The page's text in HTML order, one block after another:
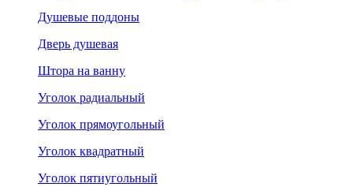
Душевые поддоны
Дверь душевая
Штора на ванну
Уголок радиальный
Уголок прямоугольный
Уголок квадратный
Уголок пятиугольный